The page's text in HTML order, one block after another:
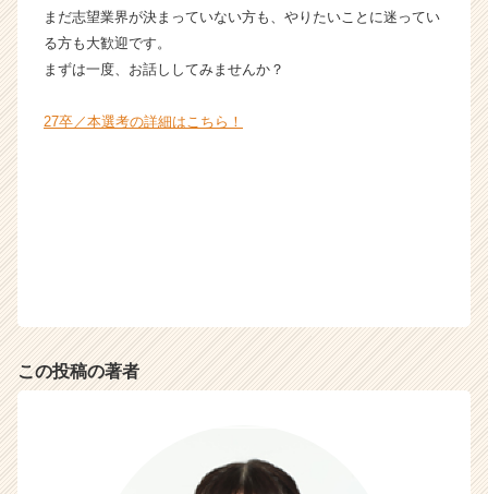
まだ志望業界が決まっていない方も、やりたいことに迷ってい
る方も大歓迎です。
まずは一度、お話ししてみませんか？
27卒／本選考の詳細はこちら！
この投稿の著者